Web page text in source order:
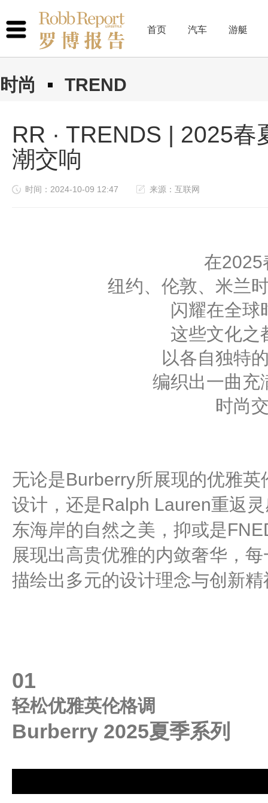
首页 汽车 游艇
时尚 TREND
RR · TRENDS | 2025
潮交响
时间：2024-10-09 12:47 来源：互联网
在2025
纽约、伦敦、米兰
闪耀在全球
这些文化之
以各自独特
编织出一曲充
时尚
无论是Burberry所展现的优雅
设计，还是Ralph Lauren重返
东海岸的自然之美，抑或是
展现出高贵优雅的内敛奢华，
描绘出多元的设计理念与创新精
01
轻松优雅英伦格调
Burberry 2025夏季系列